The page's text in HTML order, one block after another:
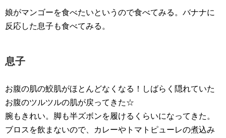
娘がマンゴーを食べたいというので食べてみる。バナナに
反応した息子も食べてみる。
息子
お腹の肌の鮫肌がほとんどなくなる！しばらく隠れていた
お腹のツルツルの肌が戻ってきた☆
腕もきれい。脚も半ズボンを履けるくらいになってきた。
ブロスを飲まないので、カレーやトマトピューレの煮込み